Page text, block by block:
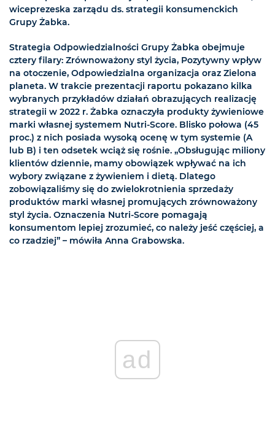
wiceprezeska zarządu ds. strategii konsumenckich
Grupy Żabka.
Strategia Odpowiedzialności Grupy Żabka obejmuje
cztery filary: Zrównoważony styl życia, Pozytywny wpływ
na otoczenie, Odpowiedzialna organizacja oraz Zielona
planeta. W trakcie prezentacji raportu pokazano kilka
wybranych przykładów działań obrazujących realizację
strategii w 2022 r. Żabka oznaczyła produkty żywieniowe
marki własnej systemem Nutri-Score. Blisko połowa (45
proc.) z nich posiada wysoką ocenę w tym systemie (A
lub B) i ten odsetek wciąż się rośnie. „Obsługując miliony
klientów dziennie, mamy obowiązek wpływać na ich
wybory związane z żywieniem i dietą. Dlatego
zobowiązaliśmy się do zwielokrotnienia sprzedaży
produktów marki własnej promujących zrównoważony
styl życia. Oznaczenia Nutri-Score pomagają
konsumentom lepiej zrozumieć, co należy jeść częściej, a
co rzadziej” – mówiła Anna Grabowska.
ad